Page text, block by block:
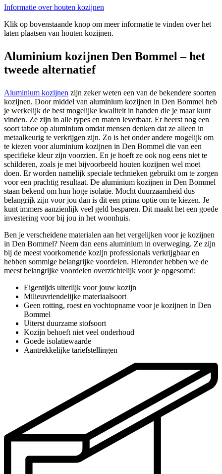
Informatie over houten kozijnen
Klik op bovenstaande knop om meer informatie te vinden over het
laten plaatsen van houten kozijnen.
Aluminium kozijnen Den Bommel – het
tweede alternatief
Aluminium kozijnen zijn zeker weten een van de bekendere soorten
kozijnen. Door middel van aluminium kozijnen in Den Bommel heb
je werkelijk de best mogelijke kwaliteit in handen die je maar kunt
vinden. Ze zijn in alle types en maten leverbaar. Er heerst nog een
soort taboe op aluminium omdat mensen denken dat ze alleen in
metaalkeurig te verkrijgen zijn. Zo is het onder andere mogelijk om
te kiezen voor aluminium kozijnen in Den Bommel die van een
specifieke kleur zijn voorzien. En je hoeft ze ook nog eens niet te
schilderen, zoals je met bijvoorbeeld houten kozijnen wel moet
doen. Er worden namelijk speciale technieken gebruikt om te zorgen
voor een prachtig resultaat. De aluminium kozijnen in Den Bommel
staan bekend om hun hoge isolatie. Mocht duurzaamheid dus
belangrijk zijn voor jou dan is dit een prima optie om te kiezen. Je
kunt immers aanzienlijk veel geld besparen. Dit maakt het een goede
investering voor bij jou in het woonhuis.
Ben je verscheidene materialen aan het vergelijken voor je kozijnen
in Den Bommel? Neem dan eens aluminium in overweging. Ze zijn
bij de meest voorkomende kozijn professionals verkrijgbaar en
hebben sommige belangrijke voordelen. Hieronder hebben we de
meest belangrijke voordelen overzichtelijk voor je opgesomd:
Eigentijds uiterlijk voor jouw kozijn
Milieuvriendelijke materiaalsoort
Geen rotting, roest en vochtopname voor je kozijnen in Den
Bommel
Uiterst duurzame stofsoort
Kozijn behoeft niet veel onderhoud
Goede isolatiewaarde
Aantrekkelijke tariefstellingen